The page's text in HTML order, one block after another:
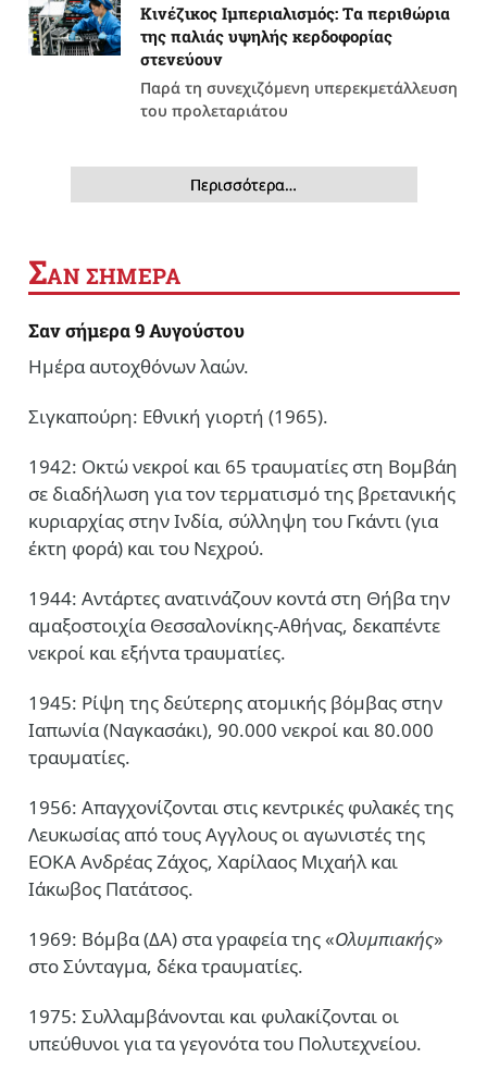
Κινέζικος Ιμπεριαλισμός: Tα περιθώρια
της παλιάς υψηλής κερδοφορίας
στενεύουν
Παρά τη συνεχιζόμενη υπερεκμετάλλευση
του προλεταριάτου
Περισσότερα…
ΣΑΝ ΣΗΜΕΡΑ
Σαν σήμερα 9 Αυγούστου
Ημέρα αυτοχθόνων λαών.
Σιγκαπούρη: Εθνική γιορτή (1965).
1942: Οκτώ νεκροί και 65 τραυματίες στη Βομβάη
σε διαδήλωση για τον τερματισμό της βρετανικής
κυριαρχίας στην Ινδία, σύλληψη του Γκάντι (για
έκτη φορά) και του Νεχρού.
1944: Αντάρτες ανατινάζουν κοντά στη Θήβα την
αμαξοστοιχία Θεσσαλονίκης-Αθήνας, δεκαπέντε
νεκροί και εξήντα τραυματίες.
1945: Ρίψη της δεύτερης ατομικής βόμβας στην
Ιαπωνία (Ναγκασάκι), 90.000 νεκροί και 80.000
τραυματίες.
1956: Απαγχονίζονται στις κεντρικές φυλακές της
Λευκωσίας από τους Αγγλους οι αγωνιστές της
ΕΟΚΑ Ανδρέας Ζάχος, Χαρίλαος Μιχαήλ και
Ιάκωβος Πατάτσος.
1969: Βόμβα (ΔΑ) στα γραφεία της «Ολυμπιακής»
στο Σύνταγμα, δέκα τραυματίες.
1975: Συλλαμβάνονται και φυλακίζονται οι
υπεύθυνοι για τα γεγονότα του Πολυτεχνείου.